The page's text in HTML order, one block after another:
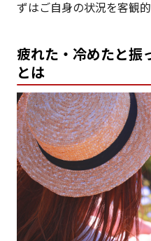
ずはご自身の状況を客観
疲れた・冷めたと振
とは